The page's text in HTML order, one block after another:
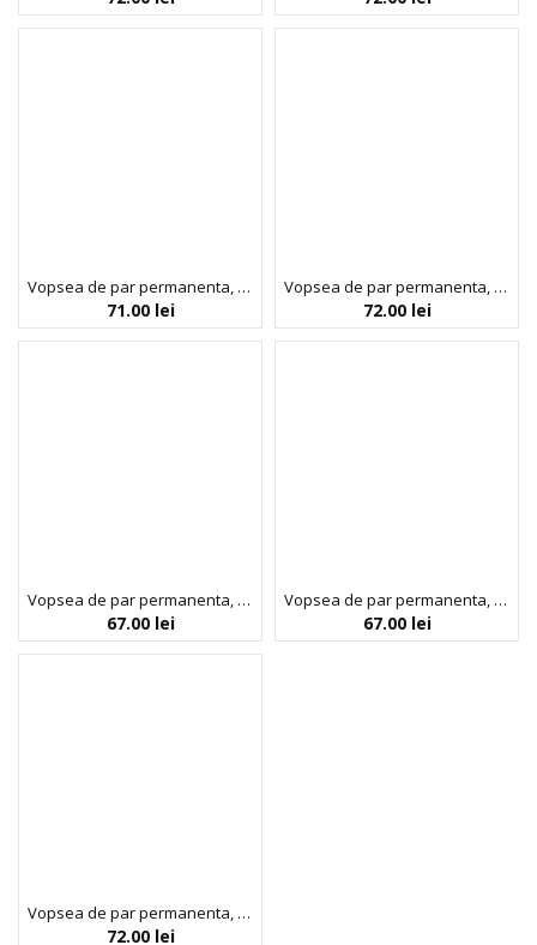
Vopsea de par permanenta, fara amoniac, cu proteina de orez si ulei de in organic, 6.0 Blond inchis, NOAH COLOR kit, 140 ml
71.00 lei
Vopsea de par permanenta, fara amoniac, cu proteina de orez si ulei de in organic, 6.66 Rosu intens, NOAH, 140 ml
72.00 lei
Vopsea de par permanenta, fara amoniac, cu proteina de orez si ulei de in organic, 7.0 Blond, NOAH, 140 ml
67.00 lei
Vopsea de par permanenta, fara amoniac, cu proteina de orez si ulei de in organic, 8.0 Blond deschis, NOAH COLOR kit, 140 ml
67.00 lei
Vopsea de par permanenta, fara amoniac, cu proteina de orez si ulei de in organic, 9.0 Blond foarte deschis, NOAH, 140 ml
72.00 lei